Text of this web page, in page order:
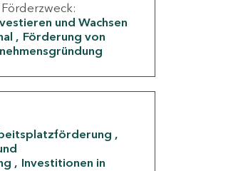
Förderzweck:
und Wachsen
Förderung von
Investitionen in